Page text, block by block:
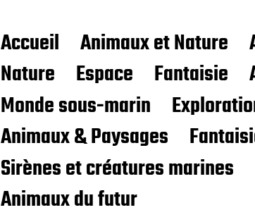
Accueil Animaux et Nature
Nature
Espace Fantaisie
Monde sous-marin
Animaux & Paysages
Sirènes et créatures marines
Animaux du futur